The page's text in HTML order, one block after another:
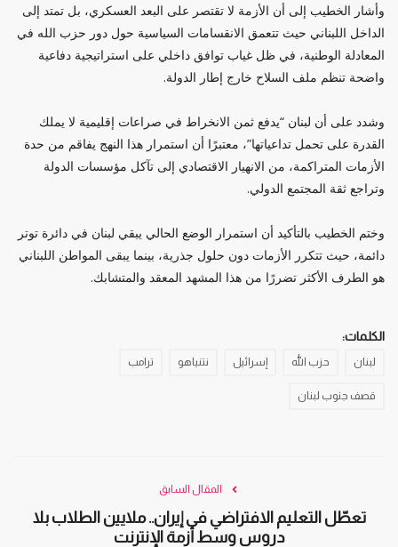
وأشار الخطيب إلى أن الأزمة لا تقتصر على البعد العسكري، بل تمتد إلى
الداخل اللبناني حيث تتعمق الانقسامات السياسية حول دور حزب الله في
المعادلة الوطنية، في ظل غياب توافق داخلي على استراتيجية دفاعية
واضحة تنظم ملف السلاح خارج إطار الدولة.
وشدد على أن لبنان “يدفع ثمن الانخراط في صراعات إقليمية لا يملك
القدرة على تحمل تداعياتها”، معتبرًا أن استمرار هذا النهج يفاقم من حدة
الأزمات المتراكمة، من الانهيار الاقتصادي إلى تآكل مؤسسات الدولة
وتراجع ثقة المجتمع الدولي.
وختم الخطيب بالتأكيد أن استمرار الوضع الحالي يبقي لبنان في دائرة توتر
دائمة، حيث تتكرر الأزمات دون حلول جذرية، بينما يبقى المواطن اللبناني
هو الطرف الأكثر تضررًا من هذا المشهد المعقد والمتشابك.
الكلمات:
لبنان حزب الله إسرائيل نتنياهو ترامب
قصف جنوب لبنان
المقال السابق
تعطّل التعليم الافتراضي في إيران.. ملايين الطلاب بلا
دروس وسط أزمة الإنترنت